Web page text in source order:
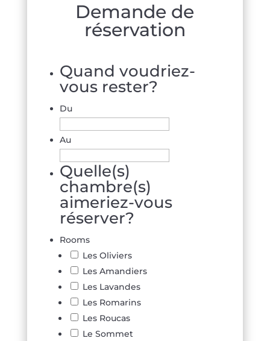
Demande de
réservation
Quand voudriez-
vous rester?
Du
Au
slash
Quelle(s)
chambre(s)
aimeriez-vous
réserver?
Rooms
Les Oliviers
Les Amandiers
Les Lavandes
Les Romarins
Les Roucas
Le Sommet